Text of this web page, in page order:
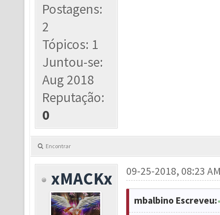
Postagens:
2
Tópicos: 1
Juntou-se:
Aug 2018
Reputação:
0
Encontrar
xMACKx 09-25-2018, 08:23
mbalbino Escreveu: